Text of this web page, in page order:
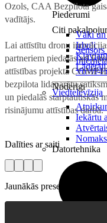
Citi
VoWi-Fi
Viedtelevīzija
Piederumi
Vāki un
Irbuļi
Noderīgi
Iekārtu
Datortehnika
Ozols, CAA Bezpilota
vadītājs.
Lai attīstītu dronu
partneriem piedalās arī
attīstības projektā
bezpilota lidaparātu
un piedalās starptautiskās
risinājumu attīstības darbā.
Dalīties ar saiti
Jaunākās preses relīzes